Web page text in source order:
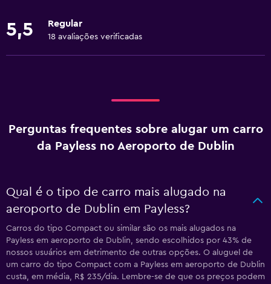
5,5 Regular
18 avaliações verificadas
Perguntas frequentes sobre alugar um carro
da Payless no Aeroporto de Dublin
Qual é o tipo de carro mais alugado na
aeroporto de Dublin em Payless?
Carros do tipo Compact ou similar são os mais alugados na
Payless em aeroporto de Dublin, sendo escolhidos por 43% de
nossos usuários em detrimento de outras opções. O aluguel de
um carro do tipo Compact com a Payless em aeroporto de Dublin
custa, em média, R$ 235/dia. Lembre-se de que os preços podem